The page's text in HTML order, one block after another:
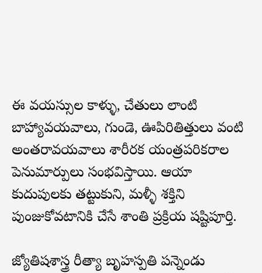
ఈ వయస్సులలో కాళ్ళు, చేతులు లాంటి
బాహ్యావయవాలు, గుండె, ఊపిరితిత్తులు వంటి
అంతరావయవాలు శారీరక యంత్రపరికరాలలో
పెనుమార్పులు సంభవిస్తాయి. ఆయా
కుదుపులకు తట్టుకుని, మళ్ళీ శక్తిని
పుంజుకోవటానికి చేసే శాంతి ప్రక్రియ షష్టిపూర్తి.
జ్యోతిషశాస్త్ర రీత్యా బృహస్పతి పన్నెండు